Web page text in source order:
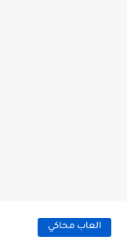
العاب محاكي